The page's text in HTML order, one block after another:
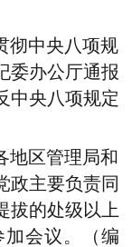
彻中央八项规
委办公厅通报
中央八项规定
地区管理局和
政主要负责同
拔的处级以上
会议。（编